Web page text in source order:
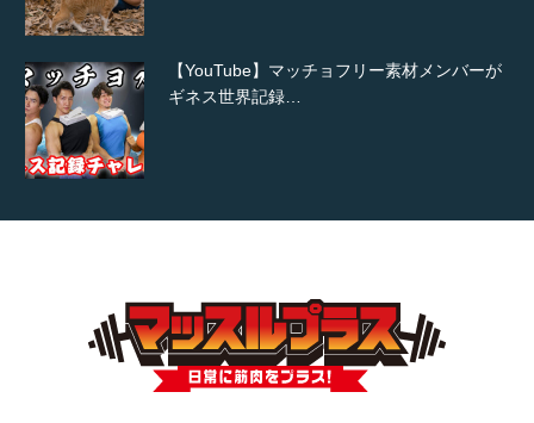
【YouTube】マッチョフリー素材メンバーが
ギネス世界記録…
TOKYO FMラジオ番組「ONE MORNING」
で紹介さ…